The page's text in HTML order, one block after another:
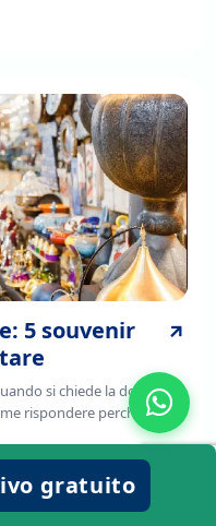
5 souvenir
si chiede la domanda
rispondere perche la
pezzi di storia da aquistare,
della Turchia da
gratuito